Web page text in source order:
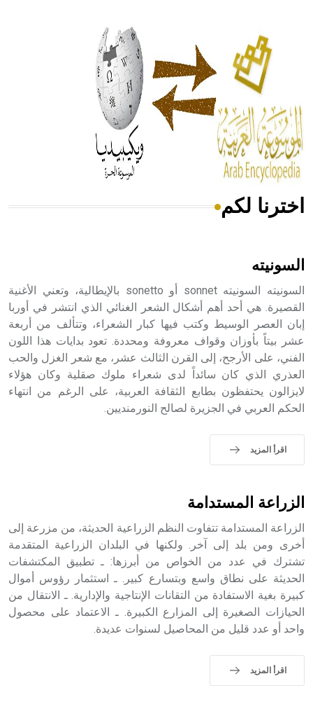
الحكم، الأدلة، تنظيم التغذية، ورسالته في جروح الرأس. ويعود
له الفضل بأنه حرر الطب من الدين والفلسفة.
- هل تعلم أن المرجان إفراز حيواني يتكون في البحر ويتركب
من مادة كربونات الكلسيوم، وهو أحمر أو شديد الحمرة وهو
أجود أنواعه، ويمتاز بكبر الحجم ويسمى الش
هل تعلم أن الأبسيد كلمة فرنسية اللفظ تم اعتمادها مصطلحاً
- هل تعلم أن أبجر Abgar اسم معروف جيداً يعود إلى عدد من
الملوك الذين حكموا مدينة إديسا (الرها) من أبجر الأول وحتى
التاسع، وهم ينتسبون إلى أسرة أوسروين
sign تكتب منفصلة غير متصلة، وتعتمد المبدأ الأكوروفوني،
اخترنا لكم
السونيته
السونيته السونيته sonnet أو sonetto بالإيطالية، وتعني الأغنية
القصيرة. هي أحد أهم أشكال الشعر الغنائي الذي انتشر في أوربا
إبان العصر الوسيط وكتب فيها كبار الشعراء، وتتألف من أربعة
عشر بيتاً بأوزان وقواف معروفة ومحددة. تعود بدايات هذا اللون
الفني، على الأرجح، إلى القرن الثالث عشر، مع شعر الغزل والحب
العذري الذي كان سائداً لدى شعراء ملوك صقلية وكان هؤلاء
لايزالون يحتفظون بطابع الثقافة العربية، على الرغم من انتهاء
الحكم العربي في الجزيرة لصالح النورمنديين.
اقرأ المزيد
الزراعة المستدامة
الزراعة المستدامة تتفاوت النظم الزراعية الحديثة، من مزرعة إلى
أخرى ومن بلد إلى آخر. ولكنها في البلدان الزراعية المتقدمة
تشترك في عدد من الخواص من أبرزها: ـ تطبيق المكتشفات
الحديثة على نطاق واسع وبتسارع كبير. ـ استثمار رؤوس أموال
كبيرة بغية الاستفادة من التقانات الإنتاجية والإدارية. ـ الانتقال من
الحيازات الصغيرة إلى المزارع الكبيرة. ـ الاعتماد على محصول
واحد أو عدد قليل من المحاصيل لسنوات عديدة.
اقرأ المزيد